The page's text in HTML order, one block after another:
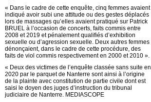
« Dans le cadre de cette enquête, cinq femmes avaient
indiqué avoir subi une attitude ou des gestes déplacés
lors de massages qu’elles avaient pratiqué sur Patrick
BRUEL à l’occasion de concerts, faits commis entre
2008 et 2019 et pénalement qualifiés d’exhibition
sexuelle ou d’agression sexuelle. Deux autres femmes
dénonçaient, dans le cadre de cette procédure, des
faits de viol commis respectivement en 2000 et 2010 ».
« Deux des victimes de l’enquête classée sans suite en
2020 par le parquet de Nanterre sont ainsi à l’origine
de la plainte avec constitution de partie civile dont est
saisi le doyen des juges d’instruction du tribunal
judiciaire de Nanterre. MEDIASCOPE